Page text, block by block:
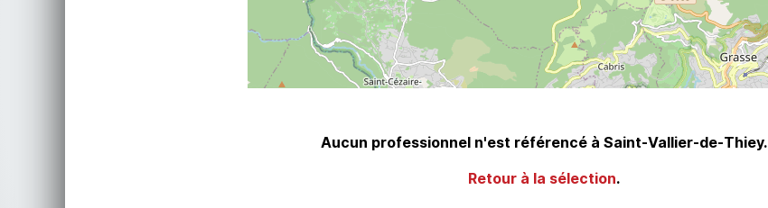
Aucun professionnel n'est référencé à Saint-Vallier-de-Thiey.
Retour à la sélection.